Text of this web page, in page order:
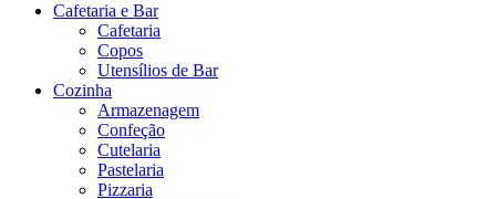
Cafetaria e Bar
Cafetaria
Copos
Utensílios de Bar
Cozinha
Armazenagem
Confeção
Cutelaria
Pastelaria
Pizzaria